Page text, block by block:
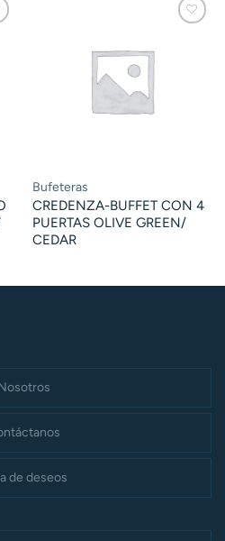
Bufeteras
CREDENZA-BUFFET CON 4
PUERTAS OLIVE GREEN/
CEDAR
de deseos